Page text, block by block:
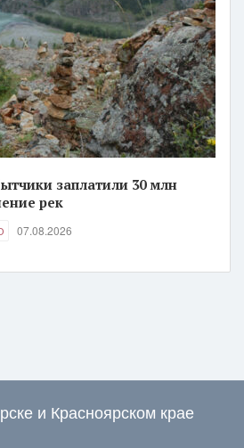
заплатили 30 млн
рек
07.08.2026
и Красноярском крае